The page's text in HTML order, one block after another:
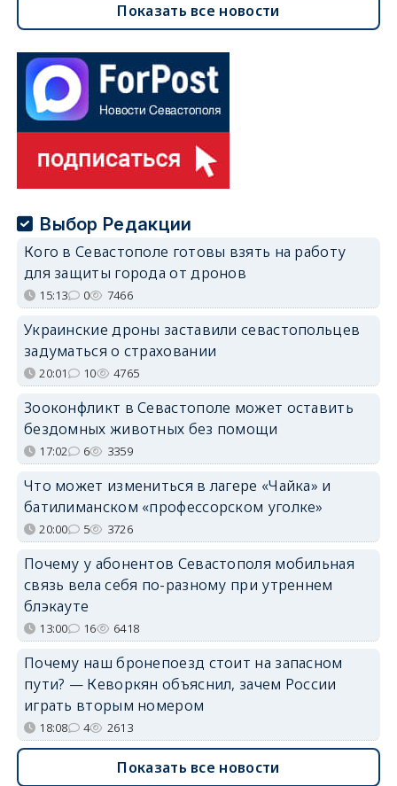
Показать все новости
Выбор Редакции
Кого в Севастополе готовы взять на работу
для защиты города от дронов
15:13 0 7466
Украинские дроны заставили севастопольцев
задуматься о страховании
20:01 10 4765
Зооконфликт в Севастополе может оставить
бездомных животных без помощи
17:02 6 3359
Что может измениться в лагере «Чайка» и
батилиманском «профессорском уголке»
20:00 5 3726
Почему у абонентов Севастополя мобильная
связь вела себя по-разному при утреннем
блэкауте
13:00 16 6418
Почему наш бронепоезд стоит на запасном
пути? — Кеворкян объяснил, зачем России
играть вторым номером
18:08 4 2613
Показать все новости